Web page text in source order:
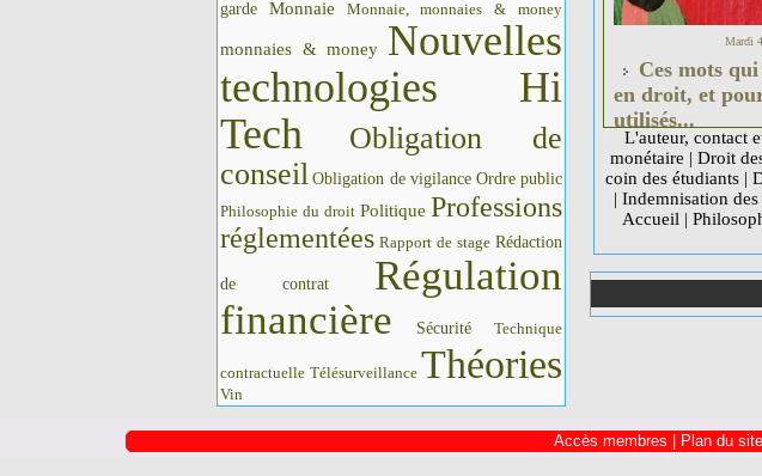
garde
Monnaie Monnaie, monnaies & money
monnaies & money Nouvelles
technologies Hi
Tech
Obligation de
conseil Obligation de vigilance Ordre public
Philosophie du droit Politique Professions
réglementées Rapport de stage Rédaction
de contrat
Régulation
financière
Sécurité Technique
contractuelle Télésurveillance Théories
Vin
Mardi
Ces mots
en droit, et
utilisés...
L'auteur, contact
monétaire | Droit
coin des étudiants |
| Indemnisation des
Accueil |
Accès membres Plan du site